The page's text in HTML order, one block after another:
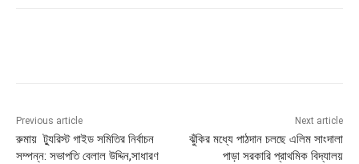
Previous article
রুমায় ট্যুরিস্ট গাইড সমিতির নির্বাচন
সম্পন্ন: সভাপতি বেলাল উদ্দিন,সাধারণ
Next article
ঝুঁকির মধ্যে পাঠদান চলছে এলিম সাংদালা
পাড়া সরকারি প্রাথমিক বিদ্যালয়